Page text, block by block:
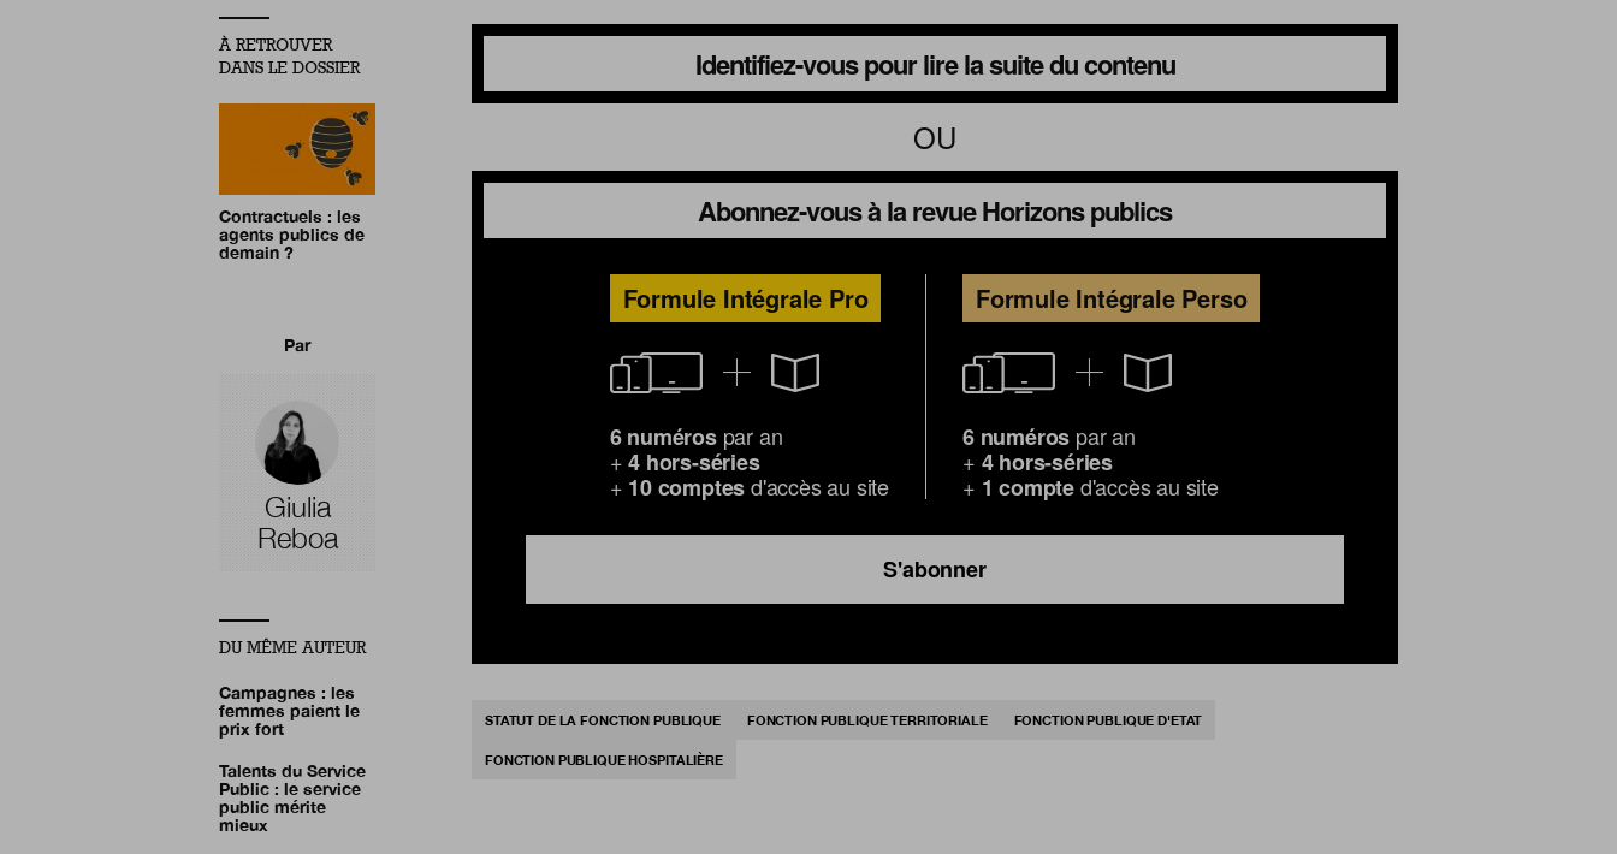
Identifiez-vous pour lire la suite du contenu
OU
Abonnez-vous à la revue Horizons publics
Formule Intégrale Pro
6 numérospar an
+4 hors-séries
+ 10 comptesd'accès au site
Formule Intégrale Perso
6 numéros par an
+ 4 hors-séries
+ 1 compted'accès au site
S'abonner
STATUT DE LA FONCTION PUBLIQUE FONCTION PUBLIQUE TERRITORIALE FONCTION PUBLIQUE D'ETAT
FONCTION PUBLIQUE HOSPITALIÈRE
À RETROUVER
DANS LE DOSSIER
Contractuels : les
agents publics de
demain ?
Par
Giulia
Reboa
DU MÊME AUTEUR
Campagnes : les
femmes paient le
prix fort
Talents du Service
Public : le service
public mérite
mieux